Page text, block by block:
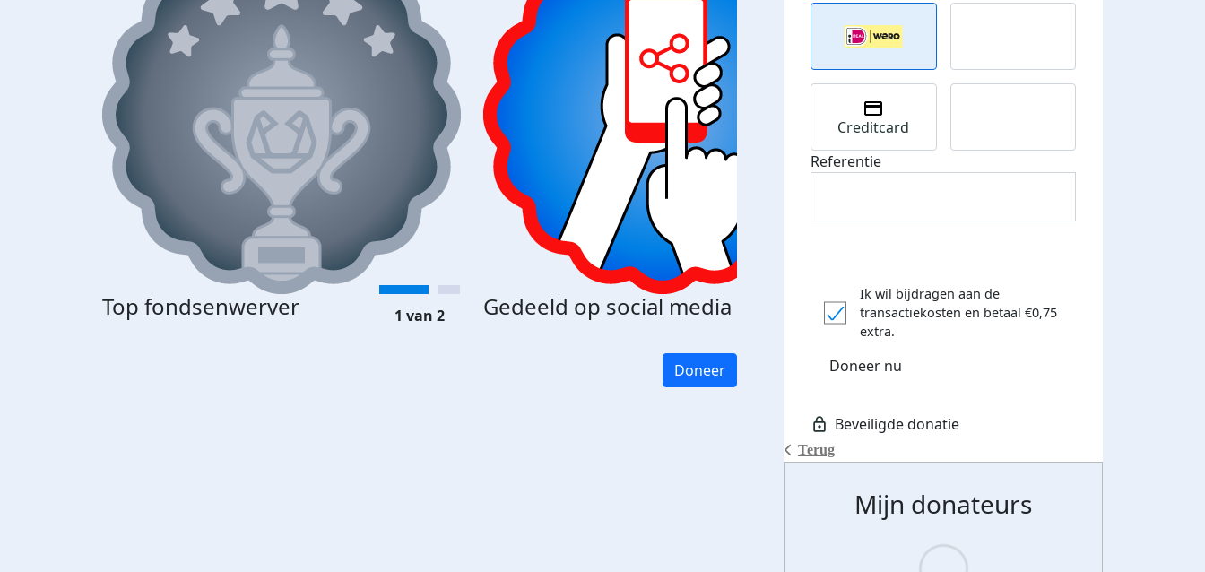
Top fondsenwerver Gedeeld op social media Donateurs bedankt
1 van 2
Doneer
Terug
Creditcard
Referentie
Ik wil bijdragen aan de
transactiekosten en betaal €0,75
extra.
Doneer nu
Mijn donateurs